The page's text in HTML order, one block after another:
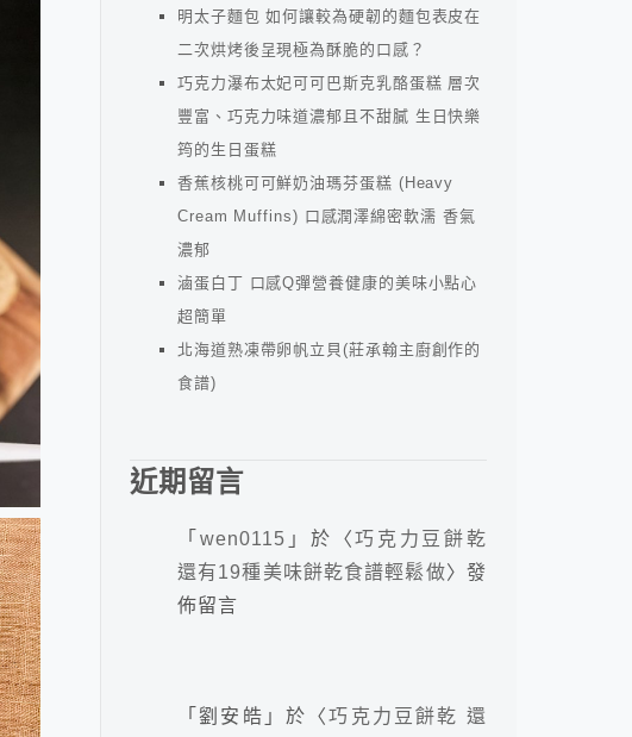
明太子麵包 如何讓較為硬韌的麵包表皮在
二次烘烤後呈現極為酥脆的口感？
巧克力瀑布太妃可可巴斯克乳酪蛋糕 層次
豐富、巧克力味道濃郁且不甜膩 生日快樂
筠的生日蛋糕
香蕉核桃可可鮮奶油瑪芬蛋糕 (Heavy
Cream Muffins) 口感潤澤綿密軟濡 香氣
濃郁
滷蛋白丁 口感Q彈營養健康的美味小點心
超簡單
北海道熟凍帶卵帆立貝(莊承翰主廚創作的
食譜)
近期留言
「 wen0115 」於〈巧克力豆餅乾
還有19種美味餅乾食譜輕鬆做〉發
佈留言
「劉安皓 」於〈巧克力豆餅乾 還